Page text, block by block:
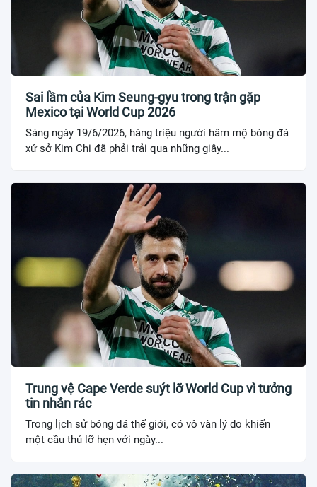
Sai lầm của Kim Seung-gyu trong trận gặp
Mexico tại World Cup 2026
Sáng ngày 19/6/2026, hàng triệu người hâm mộ bóng đá
xứ sở Kim Chi đã phải trải qua những giây...
Trung vệ Cape Verde suýt lỡ World Cup vì tưởng
tin nhắn rác
Trong lịch sử bóng đá thế giới, có vô vàn lý do khiến
một cầu thủ lỡ hẹn với ngày...